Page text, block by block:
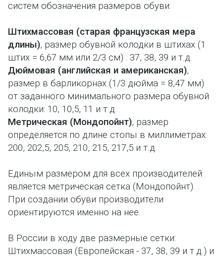
систем обозначения размеров обуви:
Штихмассовая (старая французская мера
длины), размер обувной колодки в штихах (1
штих = 6,67 мм или 2/3 см) : 37, 38, 39 и т.д.
Дюймовая (английская и американская),
размер в барликорнах (1/3 дюйма = 8,47 мм)
от заданного минимального размера обувной
колодки: 10, 10,5, 11 и т.д.
Метрическая (Мондопойнт), размер
определяется по длине стопы в миллиметрах:
200, 202,5, 205, 210, 215, 217,5 и т.д.
Единым размером для всех производителей
является метрическая сетка (Мондопойнт).
При создании обуви производители
ориентируются именно на нее.
В России в ходу две размерные сетки:
Штихмассовая (Европейская - 37, 38, 39 и т.д.) и